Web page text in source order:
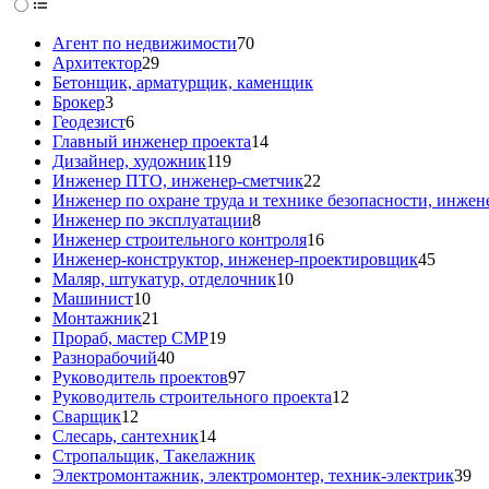
Агент по недвижимости70
Архитектор29
Бетонщик, арматурщик, каменщик
Брокер3
Геодезист6
Главный инженер проекта14
Дизайнер, художник119
Инженер ПТО, инженер-сметчик22
Инженер по охране труда и технике безопасности,
Инженер по эксплуатации8
Инженер строительного контроля16
Инженер-конструктор, инженер-проектировщик45
Маляр, штукатур, отделочник10
Машинист10
Монтажник21
Прораб, мастер СМР19
Разнорабочий40
Руководитель проектов97
Руководитель строительного проекта12
Сварщик12
Слесарь, сантехник14
Стропальщик, Такелажник
Электромонтажник, электромонтер, техник-электрик39